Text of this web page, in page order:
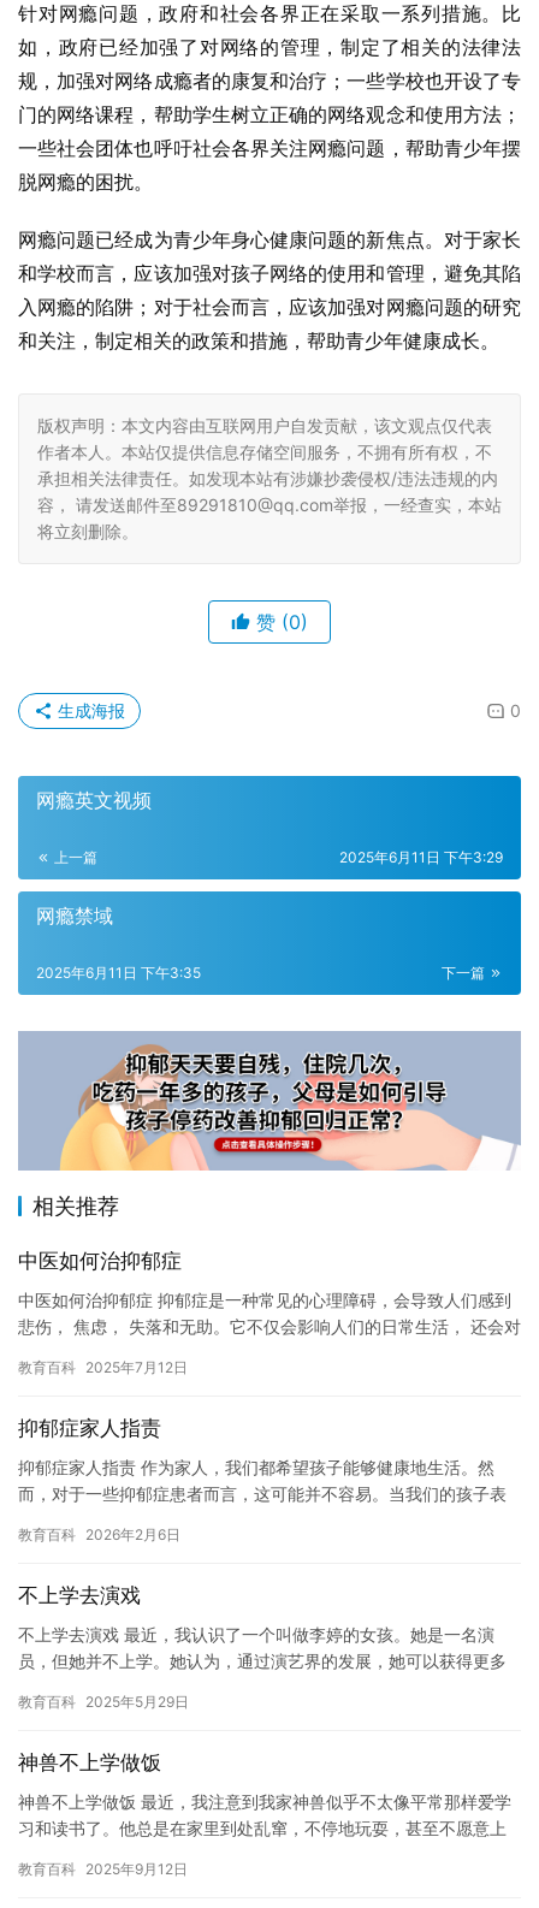
针对网瘾问题，政府和社会各界正在采取一系列措施。比
如，政府已经加强了对网络的管理，制定了相关的法律法
规，加强对网络成瘾者的康复和治疗；一些学校也开设了专
门的网络课程，帮助学生树立正确的网络观念和使用方法；
一些社会团体也呼吁社会各界关注网瘾问题，帮助青少年摆
脱网瘾的困扰。
网瘾问题已经成为青少年身心健康问题的新焦点。对于家长
和学校而言，应该加强对孩子网络的使用和管理，避免其陷
入网瘾的陷阱；对于社会而言，应该加强对网瘾问题的研究
和关注，制定相关的政策和措施，帮助青少年健康成长。
版权声明：本文内容由互联网用户自发贡献，该文观点仅代表
作者本人。本站仅提供信息存储空间服务，不拥有所有权，不
承担相关法律责任。如发现本站有涉嫌抄袭侵权/违法违规的内
容， 请发送邮件至89291810@qq.com举报，一经查实，本站
将立刻删除。
赞 (0)
0
生成海报
网瘾英文视频
上一篇 2025年6月11日 下午3:29
网瘾禁域
下一篇
2025年6月11日 下午3:35
相关推荐
中医如何治抑郁症
中医如何治抑郁症 抑郁症是一种常见的心理障碍，会导致人们感到
悲伤， 焦虑， 失落和无助。它不仅会影响人们的日常生活， 还会对
教育百科 2025年7月12日
抑郁症家人指责
抑郁症家人指责 作为家人，我们都希望孩子能够健康地生活。然
而，对于一些抑郁症患者而言，这可能并不容易。当我们的孩子表
会认为…
教育百科 2026年2月6日
不上学去演戏
不上学去演戏 最近，我认识了一个叫做李婷的女孩。她是一名演
员，但她并不上学。她认为，通过演艺界的发展，她可以获得更多
经之路…
教育百科 2025年5月29日
神兽不上学做饭
神兽不上学做饭 最近，我注意到我家神兽似乎不太像平常那样爱学
习和读书了。他总是在家里到处乱窜，不停地玩耍，甚至不愿意上
顾。 …
教育百科 2025年9月12日